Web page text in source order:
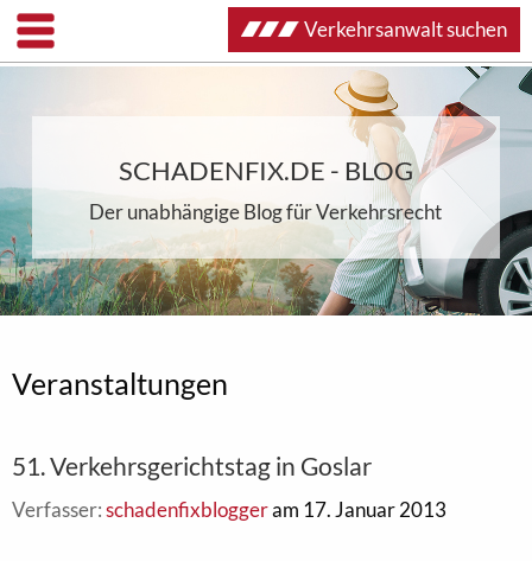
SCHADENFIX.DE - BLOG
Der unabhängige Blog für Verkehrsrecht
Veranstaltungen
51. Verkehrsgerichtstag in Goslar
Verfasser:schadenfixbloggeram 17. Januar 2013
Verkehrsanwalt suchen